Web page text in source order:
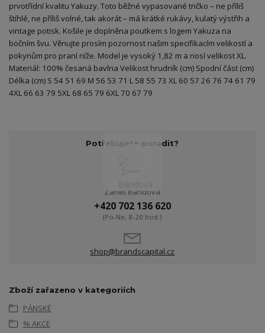
prvotřídní kvalitu Yakuzy. Toto běžné vypasované tričko – ne příliš
štíhlé, ne příliš volné, tak akorát – má krátké rukávy, kulatý výstřih a
vintage potisk. Košile je doplněna poutkem s logem Yakuza na
bočním švu. Věnujte prosím pozornost našim specifikacím velikostí a
pokynům pro praní níže. Model je vysoký 1,82 m a nosí velikost XL.
Materiál: 100% česaná bavlna Velikost hrudník (cm) Spodní část (cm)
Délka (cm) S 54 51 69 M 56 53 71 L 58 55 73 XL 60 57 26 76 74 61 79
4XL 66 63 79 5XL 68 65 79 6XL 70 67 79
Potřebujete poradit?
Žanet Bandová
+420 702 136 620
(Po-Ne, 8-20 hod.)
shop@brandscapital.cz
Zboží zařazeno v kategoriích
PÁNSKÉ
% AKCE